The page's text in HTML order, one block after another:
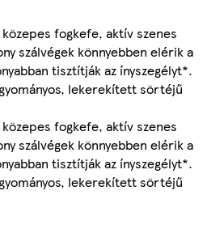
fogkefe, aktív szenes
szálvégek könnyebben elérik a
tisztítják az ínyszegélyt*.
lekerekített sörtéjű
fogkefe, aktív szenes
szálvégek könnyebben elérik a
tisztítják az ínyszegélyt*.
lekerekített sörtéjű